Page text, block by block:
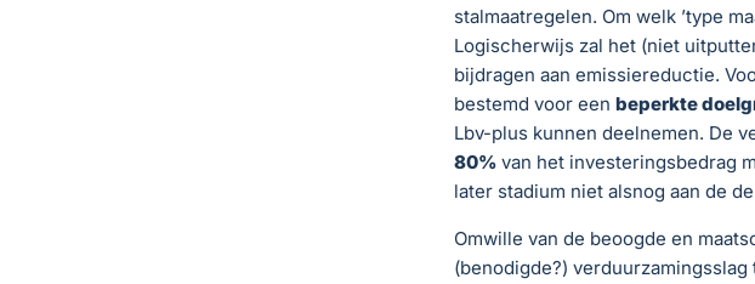
stalmaatregelen. Om welk ’type
Logischerwijs zal het (niet
bijdragen aan emissiereductie.
bestemd voor een beperkte
Lbv-plus kunnen deelnemen. De
80%van het investeringsbedrag
later stadium niet alsnog aan de
Omwille van de beoogde en
(benodigde?)